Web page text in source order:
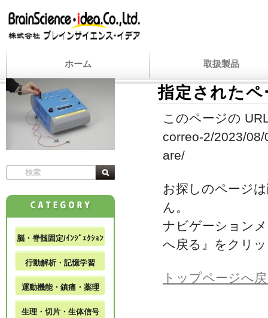
ホーム 取扱製品
指定された
このページの
correo-2/2023/
are/
お探しのページ
ん。
ナビゲーション
へ戻る』をクリ
トップページへ
脳・脊髄固定/ｲﾝｼﾞｪｸｼｮﾝ
行動解析・記憶学習
運動機能・鎮痛・薬理
生理・切片・生体信号